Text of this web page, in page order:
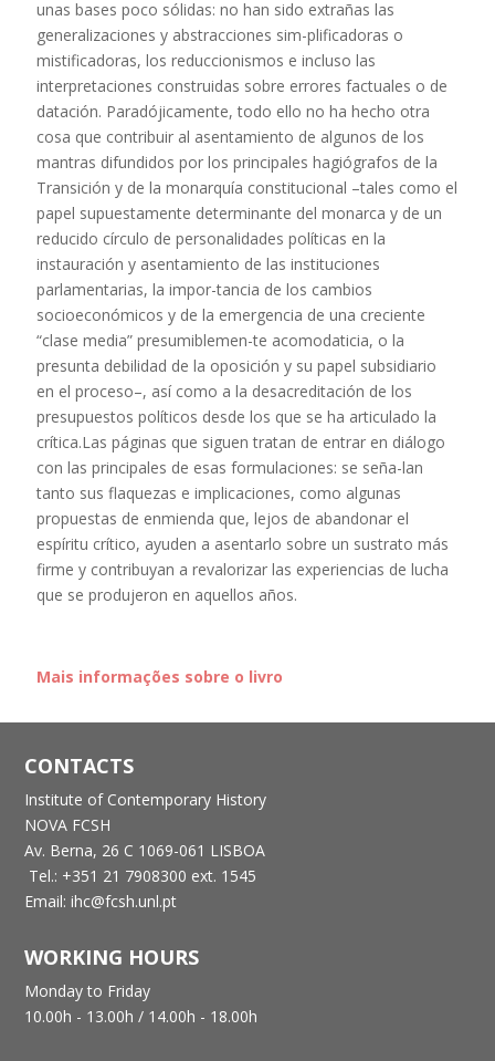
unas bases poco sólidas: no han sido extrañas las
generalizaciones y abstracciones sim-plificadoras o
mistificadoras, los reduccionismos e incluso las
interpretaciones construidas sobre errores factuales o de
datación. Paradójicamente, todo ello no ha hecho otra
cosa que contribuir al asentamiento de algunos de los
mantras difundidos por los principales hagiógrafos de la
Transición y de la monarquía constitucional –tales como el
papel supuestamente determinante del monarca y de un
reducido círculo de personalidades políticas en la
instauración y asentamiento de las instituciones
parlamentarias, la impor-tancia de los cambios
socioeconómicos y de la emergencia de una creciente
“clase media” presumiblemen-te acomodaticia, o la
presunta debilidad de la oposición y su papel subsidiario
en el proceso–, así como a la desacreditación de los
presupuestos políticos desde los que se ha articulado la
crítica.Las páginas que siguen tratan de entrar en diálogo
con las principales de esas formulaciones: se seña-lan
tanto sus flaquezas e implicaciones, como algunas
propuestas de enmienda que, lejos de abandonar el
espíritu crítico, ayuden a asentarlo sobre un sustrato más
firme y contribuyan a revalorizar las experiencias de lucha
que se produjeron en aquellos años.
Mais informações sobre o livro
CONTACTS
Institute of Contemporary History
NOVA FCSH
Av. Berna, 26 C 1069-061 LISBOA
Tel.: +351 21 7908300 ext. 1545
Email: ihc@fcsh.unl.pt
WORKING HOURS
Monday to Friday
10.00h - 13.00h / 14.00h - 18.00h